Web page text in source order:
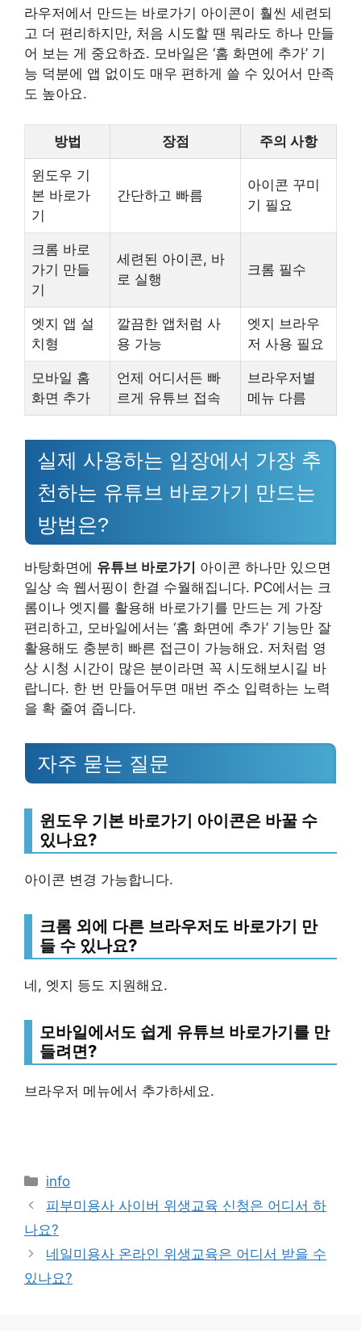
라우저에서 만드는 바로가기 아이콘이 훨씬 세련되
고 더 편리하지만, 처음 시도할 땐 뭐라도 하나 만들
어 보는 게 중요하죠. 모바일은 ‘홈 화면에 추가’ 기
능 덕분에 앱 없이도 매우 편하게 쓸 수 있어서 만족
도 높아요.
방법 장점 주의 사항
윈도우 기
본 바로가
기
간단하고 빠름
아이콘 꾸미
기 필요
크롬 바로
가기 만들
기
세련된 아이콘, 바
로 실행
크롬 필수
엣지 앱 설
치형
깔끔한 앱처럼 사
용 가능
엣지 브라우
저 사용 필요
모바일 홈
화면 추가
언제 어디서든 빠
르게 유튜브 접속
브라우저별
메뉴 다름
실제 사용하는 입장에서 가장 추
천하는 유튜브 바로가기 만드는
방법은?
바탕화면에 유튜브 바로가기 아이콘 하나만 있으면
일상 속 웹서핑이 한결 수월해집니다. PC에서는 크
롬이나 엣지를 활용해 바로가기를 만드는 게 가장
편리하고, 모바일에서는 ‘홈 화면에 추가’ 기능만 잘
활용해도 충분히 빠른 접근이 가능해요. 저처럼 영
상 시청 시간이 많은 분이라면 꼭 시도해보시길 바
랍니다. 한 번 만들어두면 매번 주소 입력하는 노력
을 확 줄여 줍니다.
자주 묻는 질문
윈도우 기본 바로가기 아이콘은 바꿀 수
있나요?
아이콘 변경 가능합니다.
크롬 외에 다른 브라우저도 바로가기 만
들 수 있나요?
네, 엣지 등도 지원해요.
모바일에서도 쉽게 유튜브 바로가기를 만
들려면?
브라우저 메뉴에서 추가하세요.
Categories
info
피부미용사 사이버 위생교육 신청은 어디서 하
나요?
네일미용사 온라인 위생교육은 어디서 받을 수
있나요?